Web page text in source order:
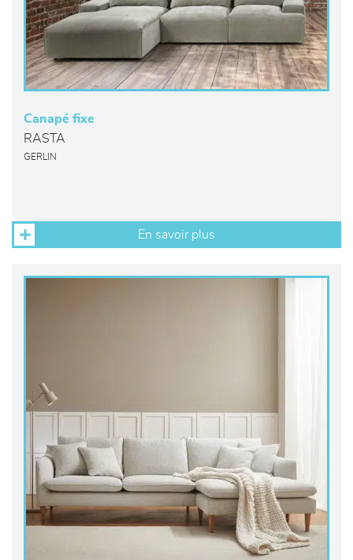
Canapé fixe
RASTA
GERLIN
En savoir plus